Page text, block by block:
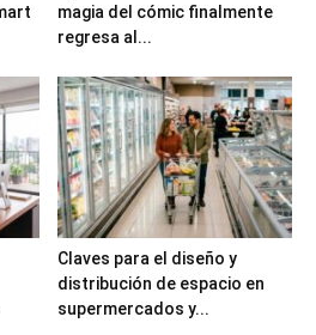
magia del cómic finalmente
regresa al...
Claves para el diseño y
distribución de espacio en
supermercados y...